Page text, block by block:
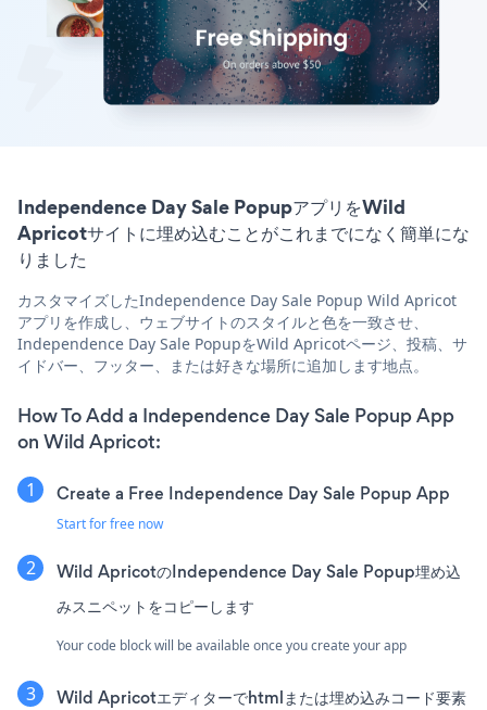
Independence Day Sale PopupアプリをWild
Apricotサイトに埋め込むことがこれまでになく簡単にな
りました
カスタマイズしたIndependence Day Sale Popup Wild Apricot
アプリを作成し、ウェブサイトのスタイルと色を一致させ、
Independence Day Sale PopupをWild Apricotページ、投稿、サ
イドバー、フッター、または好きな場所に追加します地点。
How To Add a Independence Day Sale Popup App
on Wild Apricot:
Create a Free Independence Day Sale Popup App
Start for free now
Wild ApricotのIndependence Day Sale Popup埋め込
みスニペットをコピーします
Your code block will be available once you create your app
Wild Apricotエディターでhtmlまたは埋め込みコード要素